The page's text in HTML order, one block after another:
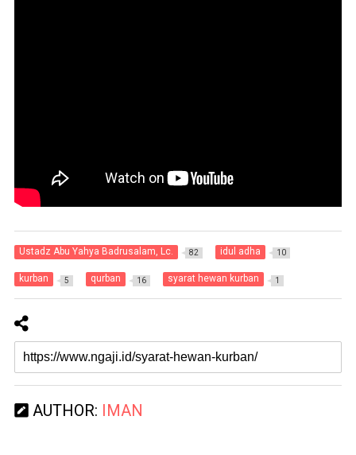
Ustadz Abu Yahya Badrusalam, Lc. 82 idul adha 10
kurban 5 qurban 16 syarat hewan kurban 1
AUTHOR: IMAN